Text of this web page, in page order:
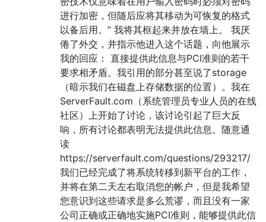
进行加密，但随后应将其移动为可恢复的格式
以备后用。” 我将其框起来并放在墙上。 我厌
倦了外交，并指示他进入这个话题，向他展示
我的回应： 直接提供此信息与PCI准则的若干
要求相矛盾。我引用的部分甚至说了storage
（暗示我们在磁盘上存储数据的位置）。我在
ServerFault.com（系统管理员专业人员的在线
社区）上开始了讨论，该讨论引起了巨大反
响，所有讨论都表明无法提供此信息。随意通
读
https://serverfault.com/questions/293217/
我们已经完成了将系统转移到新平台的工作，
并将在第二天左右取消您的帐户，但是我希望
您意识到这些请求是多么荒谬，而且没有一家
公司正确或正确地实施PCI准则，能够提供此信